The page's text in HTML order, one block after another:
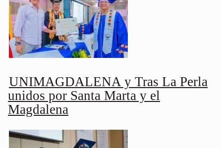
UNIMAGDALENA y Tras La Perla
unidos por Santa Marta y el
Magdalena